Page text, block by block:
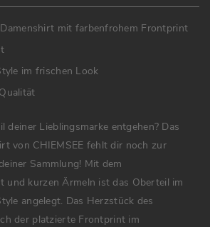
Damenshirt mit farbenfrohem Frontprint
im frischen Look
deiner Lieblingsmarke entgehen? Das
von CHIEMSEE fehlt dir noch zur
Sammlung! Mit dem
und kurzen Ärmeln ist das Oberteil im
angelegt. Das Herzstück des
der platzierte Frontprint im